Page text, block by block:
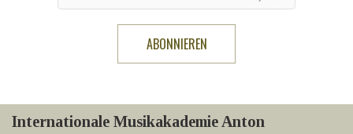
Internationale Musikakademie Anton